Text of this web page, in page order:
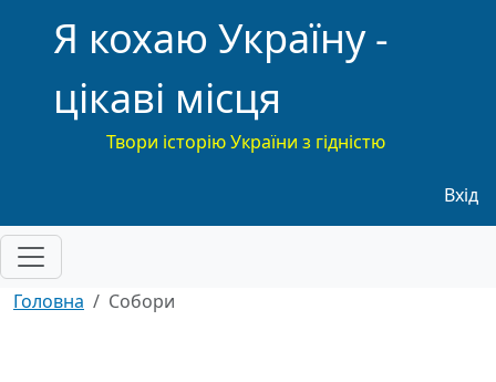
Я кохаю Україну -
цікаві місця
Твори історію України з гідністю
Вхід
Головна Собори